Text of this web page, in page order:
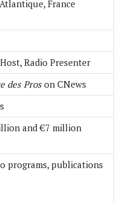
France
Radio Presenter
des Proson CNews
and €7 million
programs, publications